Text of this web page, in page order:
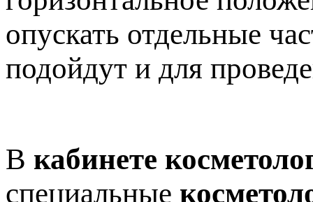
опускать отдельные
подойдут и для
В кабинете
специальные